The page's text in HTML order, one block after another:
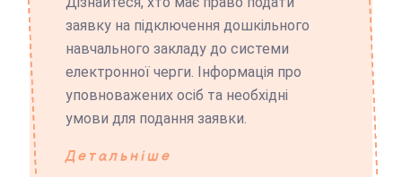
заявку на підключення дошкільного
навчального закладу до системи
електронної черги. Інформація про
уповноважених осіб та необхідні
умови для подання заявки.
Детальніше